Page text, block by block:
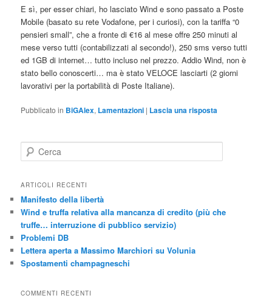
E sì, per esser chiari, ho lasciato Wind e sono passato a Poste
Mobile (basato su rete Vodafone, per i curiosi), con la tariffa “0
pensieri small”, che a fronte di €16 al mese offre 250 minuti al
mese verso tutti (contabilizzati al secondo!), 250 sms verso tutti
ed 1GB di internet… tutto incluso nel prezzo. Addio Wind, non è
stato bello conoscerti… ma è stato VELOCE lasciarti (2 giorni
lavorativi per la portabilità di Poste Italiane).
Pubblicato in BiGAlex, Lamentazioni | Lascia una risposta
e
c
ARTICOLI RECENTI
Manifesto della libertà
Wind e truffa relativa alla mancanza di credito (più che
truffe… interruzione di pubblico servizio)
Problemi DB
Lettera aperta a Massimo Marchiori su Volunia
Spostamenti champagneschi
COMMENTI RECENTI